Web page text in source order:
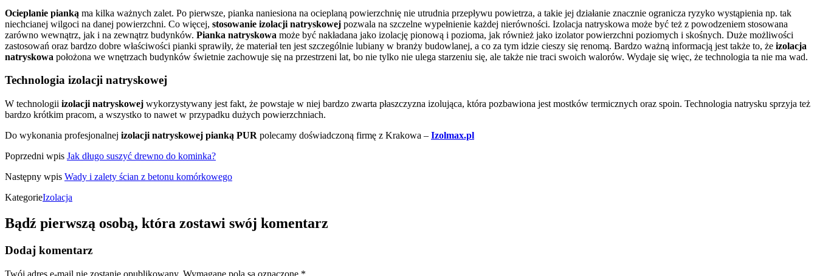
Ocieplanie pianką ma kilka ważnych zalet. Po pierwsze, pianka naniesiona na ocieplaną powierzchnię nie utrudnia przepływu powietrza, a takie jej działanie znacznie ogranicza ryzyko wystąpienia np. tak
niechcianej wilgoci na danej powierzchni. Co więcej, stosowanie izolacji natryskowej pozwala na szczelne wypełnienie każdej nierówności. Izolacja natryskowa może być też z powodzeniem stosowana
zarówno wewnątrz, jak i na zewnątrz budynków. Pianka natryskowa może być nakładana jako izolację pionową i pozioma, jak również jako izolator powierzchni poziomych i skośnych. Duże możliwości
zastosowań oraz bardzo dobre właściwości pianki sprawiły, że materiał ten jest szczególnie lubiany w branży budowlanej, a co za tym idzie cieszy się renomą. Bardzo ważną informacją jest także to, że izolacja
natryskowa położona we wnętrzach budynków świetnie zachowuje się na przestrzeni lat, bo nie tylko nie ulega starzeniu się, ale także nie traci swoich walorów. Wydaje się więc, że technologia ta nie ma wad.
Technologia izolacji natryskowej
W technologii izolacji natryskowej wykorzystywany jest fakt, że powstaje w niej bardzo zwarta płaszczyzna izolująca, która pozbawiona jest mostków termicznych oraz spoin. Technologia natrysku sprzyja też
bardzo krótkim pracom, a wszystko to nawet w przypadku dużych powierzchniach.
Do wykonania profesjonalnej izolacji natryskowej pianką PUR polecamy doświadczoną firmę z Krakowa – Izolmax.pl
Poprzedni wpis Jak długo suszyć drewno do kominka?
Następny wpis Wady i zalety ścian z betonu komórkowego
KategorieIzolacja
Bądź pierwszą osobą, która zostawi swój komentarz
Dodaj komentarz
Twój adres e-mail nie zostanie opublikowany. Wymagane pola są oznaczone *